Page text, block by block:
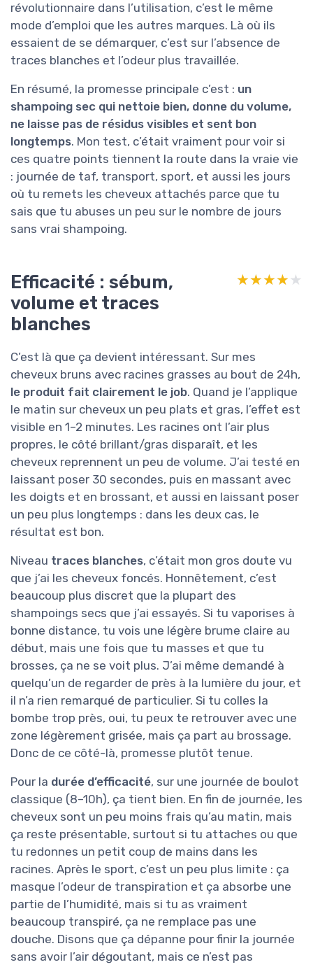
révolutionnaire dans l’utilisation, c’est le même
mode d’emploi que les autres marques. Là où ils
essaient de se démarquer, c’est sur l’absence de
traces blanches et l’odeur plus travaillée.
En résumé, la promesse principale c’est : un
shampoing sec qui nettoie bien, donne du volume,
ne laisse pas de résidus visibles et sent bon
longtemps. Mon test, c’était vraiment pour voir si
ces quatre points tiennent la route dans la vraie vie
: journée de taf, transport, sport, et aussi les jours
où tu remets les cheveux attachés parce que tu
sais que tu abuses un peu sur le nombre de jours
sans vrai shampoing.
Efficacité : sébum,
volume et traces
blanches
★★★★★
★★★★★
C’est là que ça devient intéressant. Sur mes
cheveux bruns avec racines grasses au bout de 24h,
le produit fait clairement le job. Quand je l’applique
le matin sur cheveux un peu plats et gras, l’effet est
visible en 1–2 minutes. Les racines ont l’air plus
propres, le côté brillant/gras disparaît, et les
cheveux reprennent un peu de volume. J’ai testé en
laissant poser 30 secondes, puis en massant avec
les doigts et en brossant, et aussi en laissant poser
un peu plus longtemps : dans les deux cas, le
résultat est bon.
Niveau traces blanches, c’était mon gros doute vu
que j’ai les cheveux foncés. Honnêtement, c’est
beaucoup plus discret que la plupart des
shampoings secs que j’ai essayés. Si tu vaporises à
bonne distance, tu vois une légère brume claire au
début, mais une fois que tu masses et que tu
brosses, ça ne se voit plus. J’ai même demandé à
quelqu’un de regarder de près à la lumière du jour, et
il n’a rien remarqué de particulier. Si tu colles la
bombe trop près, oui, tu peux te retrouver avec une
zone légèrement grisée, mais ça part au brossage.
Donc de ce côté-là, promesse plutôt tenue.
Pour la durée d’efficacité, sur une journée de boulot
classique (8–10h), ça tient bien. En fin de journée, les
cheveux sont un peu moins frais qu’au matin, mais
ça reste présentable, surtout si tu attaches ou que
tu redonnes un petit coup de mains dans les
racines. Après le sport, c’est un peu plus limite : ça
masque l’odeur de transpiration et ça absorbe une
partie de l’humidité, mais si tu as vraiment
beaucoup transpiré, ça ne remplace pas une
douche. Disons que ça dépanne pour finir la journée
sans avoir l’air dégoutant, mais ce n’est pas